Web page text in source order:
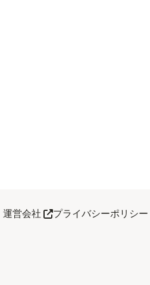
運営会社 あたらしい タブで見る
プライバシーポリシー